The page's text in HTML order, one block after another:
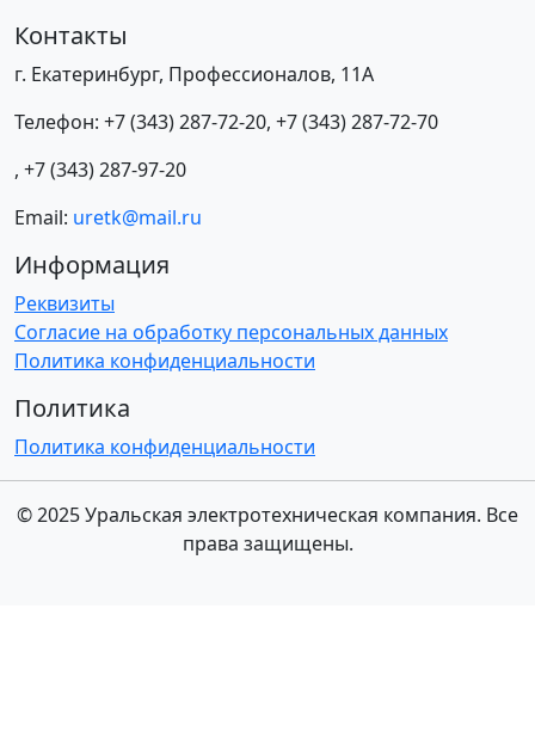
Контакты
г. Екатеринбург, Профессионалов, 11А
Телефон: +7 (343) 287-72-20, +7 (343) 287-72-70
, +7 (343) 287-97-20
Email: uretk@mail.ru
Информация
Реквизиты
Согласие на обработку персональных данных
Политика конфиденциальности
Политика
Политика конфиденциальности
© 2025 Уральская электротехническая компания. Все
права защищены.